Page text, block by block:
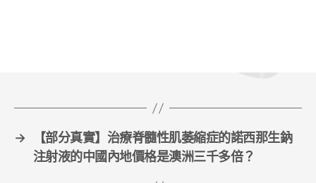
→
【部分真實】治療脊髓性肌萎縮症的諾西那生鈉
注射液的中國內地價格是澳洲三千多倍？